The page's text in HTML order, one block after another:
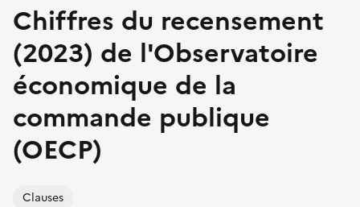
Chiffres du recensement
(2023) de l'Observatoire
économique de la
commande publique
(OECP)
Clauses